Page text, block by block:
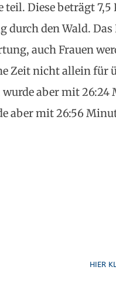
Diese beträgt 7,5
den Wald. Das
auch Frauen
Zeit nicht allein für
aber mit
aber mit 26:56
HIER